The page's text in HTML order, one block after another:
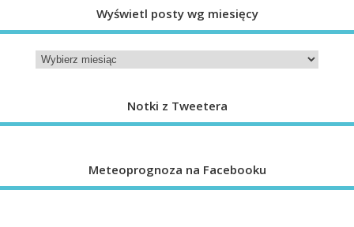
Wyświetl posty wg miesięcy
Notki z Tweetera
Meteoprognoza na Facebooku